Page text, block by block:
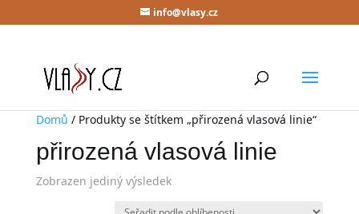
info@vlasy.cz
Domů / Produkty se štítkem „přirozená vlasová linie“
přirozená vlasová linie
Zobrazen jediný výsledek